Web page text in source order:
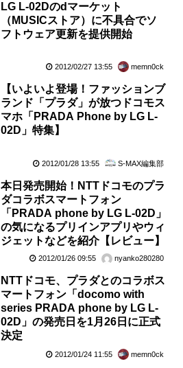
LG L-02Dのdマーケット
（MUSICストア）に不具合でソ
フトウェア更新を提供開始
2012/02/27 13:55 memn0ck
【いよいよ登場！ファッションブ
ランド「プラダ」が放つドコモス
マホ「PRADA Phone by LG L-
02D」特集】
2012/01/28 13:55 S-MAX編集部
本日発売開始！NTTドコモのプラ
ダコラボスマートフォン
「PRADA phone by LG L-02D」
の気になるプリインアプリやウィ
ジェットなどを紹介【レビュー】
2012/01/26 09:55 nyanko280280
NTTドコモ、プラダとのコラボス
マートフォン「docomo with
series PRADA phone by LG L-
02D」の発売日を1月26日に正式
決定
2012/01/24 11:55 memn0ck